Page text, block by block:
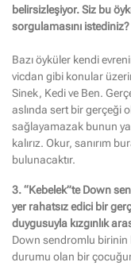
belirsizleşiyor. Siz bu
sorgulamasını istediniz?
Bazı öyküler kendi
vicdan gibi konular
Sinek, Kedi ve Ben.
aslında sert bir gerçeği
sağlayamazak bunun
kalırız. Okur, sanırım
bulunacaktır.
3. “Kebelek”te Down
yer rahatsız edici bir
duygusuyla kızgınlık
Down sendromlu birinin
durumu olan bir